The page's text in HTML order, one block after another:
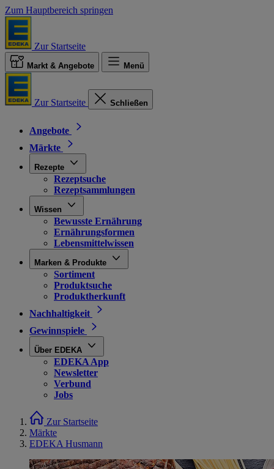
Zum Hauptbereich springen
Zur Startseite
Markt & Angebote Menü
Zur Startseite Schließen
Angebote
Märkte
Rezepte
Rezeptsuche
Rezeptsammlungen
Wissen
Bewusste Ernährung
Ernährungsformen
Lebensmittelwissen
Marken & Produkte
Sortiment
Produktsuche
Produktherkunft
Nachhaltigkeit
Gewinnspiele
Über EDEKA
EDEKA App
Newsletter
Verbund
Jobs
Zur Startseite
Märkte
EDEKA Husmann